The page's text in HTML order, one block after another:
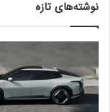
نوشته‌های تازه